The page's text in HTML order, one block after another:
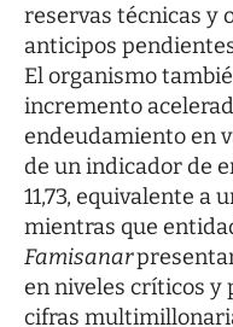
reservas técnicas y
anticipos
El organismo
incremento
endeudamiento en
de un indicador de
11,73, equivalente a
mientras que
Famisanar
en niveles críticos y
cifras